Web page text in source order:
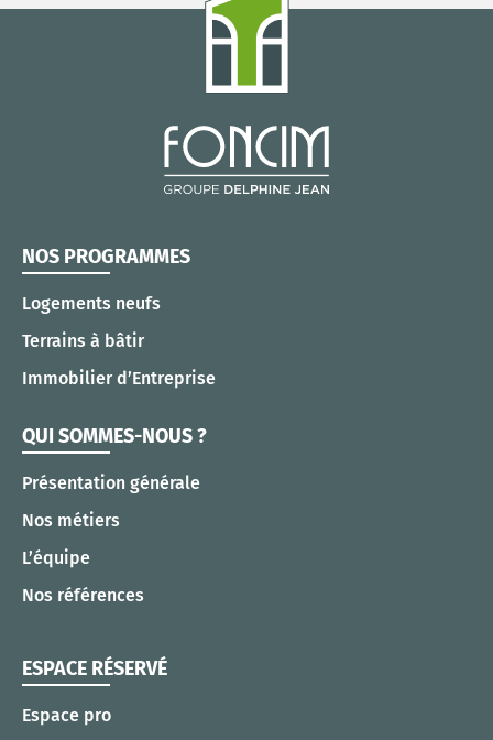
NOS PROGRAMMES
Logements neufs
Terrains à bâtir
Immobilier d’Entreprise
QUI SOMMES-NOUS ?
Présentation générale
Nos métiers
L’équipe
Nos références
ESPACE RÉSERVÉ
Espace pro